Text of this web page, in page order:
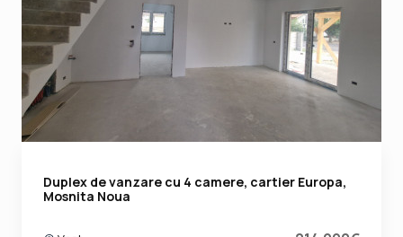
Duplex de vanzare cu 4 camere, cartier Europa,
Mosnita Noua